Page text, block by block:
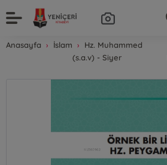
Anasayfa İslam
Hz. Muhammed
(s.a.v) - Siyer